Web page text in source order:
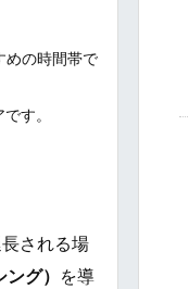
めの時間帯で
す。
される場
グ） を導